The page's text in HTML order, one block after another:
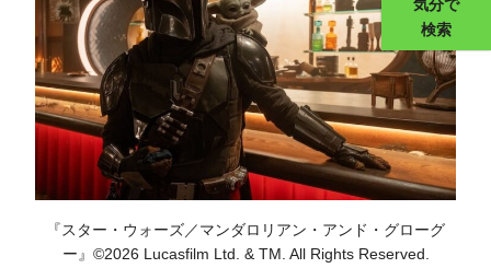
気分で
検索
『スター・ウォーズ／マンダロリアン・アンド・グローグ
ー』©︎2026 Lucasfilm Ltd. & TM. All Rights Reserved.